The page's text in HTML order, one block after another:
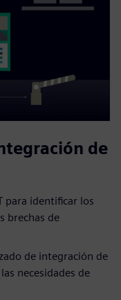
de
para identificar los
brechas de
de integración de
necesidades de